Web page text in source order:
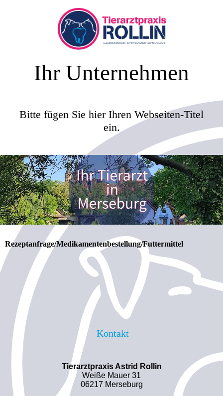
Ihr Unternehmen
Bitte fügen Sie hier Ihren Webseiten-Titel
ein.
Rezeptanfrage/Medikamentenbestellung/Futtermittel
Kontakt
Tierarztpraxis Astrid Rollin
Weiße Mauer 31
06217 Merseburg